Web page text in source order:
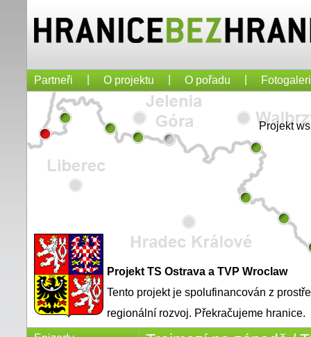
Partneři O projektu O pořadu
Projekt
Projekt TS Ostrava a TVP Wroclaw
Tento projekt je spolufinancován z
regionální rozvoj. Překračujeme hranice.